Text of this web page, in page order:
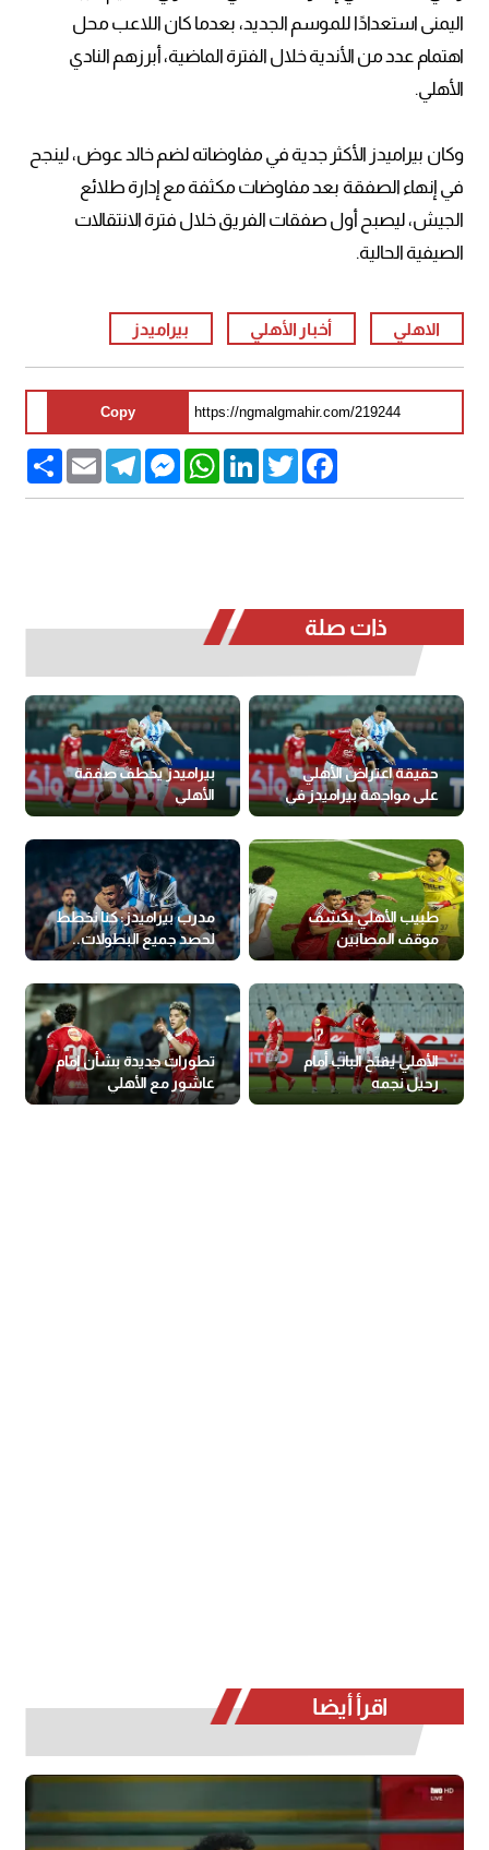
اليمنى استعدادًا للموسم الجديد، بعدما كان اللاعب محل
اهتمام عدد من الأندية خلال الفترة الماضية، أبرزهم النادي
الأهلي.
وكان بيراميدز الأكثر جدية في مفاوضاته لضم خالد عوض، لينجح
في إنهاء الصفقة بعد مفاوضات مكثفة مع إدارة طلائع
الجيش، ليصبح أول صفقات الفريق خلال فترة الانتقالات
الصيفية الحالية.
الاهلي أخبار الأهلي بيراميدز
Copy
Share Email
TelegramMessengerWhatsAppLinkedInTwitter
Facebook
ذات صلة
حقيقة اعتراض الأهلي
على مواجهة بيراميدز في
السوبر المصري
بيراميدز يخطف صفقة
الأهلي
طبيب الأهلي يكشف
موقف المصابين
مدرب بيراميدز: كنا نخطط
لحصد جميع البطولات..
وعانينا من ظلم تحكيمي
الأهلي يفتح الباب أمام
رحيل نجمه
تطورات جديدة بشأن إمام
عاشور مع الأهلي
اقرأ أيضا